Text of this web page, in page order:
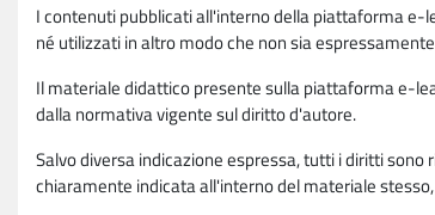
I contenuti pubblicati all'interno della piattaforma e-
né utilizzati in altro modo che non sia
Il materiale didattico presente sulla piattaforma e-
dalla normativa vigente sul diritto d'autore.
Salvo diversa indicazione espressa, tutti i diritti
chiaramente indicata all'interno del materiale